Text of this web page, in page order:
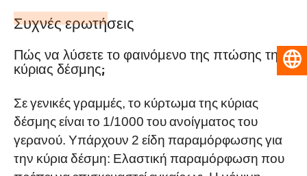
Συχνές ερωτήσεις
Πώς να λύσετε το φαινόμενο της πτώσης της
κύριας δέσμης;
Σε γενικές γραμμές, το κύρτωμα της κύριας
δέσμης είναι το 1/1000 του ανοίγματος του
γερανού. Υπάρχουν 2 είδη παραμόρφωσης για
την κύρια δέσμη: Ελαστική παραμόρφωση που
Ελληνικά